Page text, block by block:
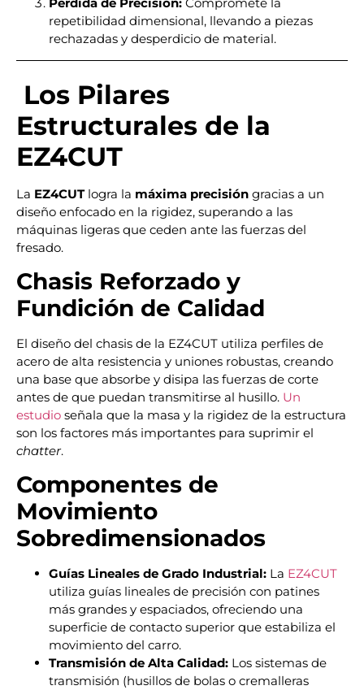
repetibilidad dimensional, llevando a piezas
rechazadas y desperdicio de material.
Los Pilares
Estructurales de la
EZ4CUT
La EZ4CUTlogra la máxima precisión gracias a un
diseño enfocado en la rigidez, superando a las
máquinas ligeras que ceden ante las fuerzas del
fresado.
Chasis Reforzado y
Fundición de Calidad
El diseño del chasis de la EZ4CUT utiliza perfiles de
acero de alta resistencia y uniones robustas, creando
una base que absorbe y disipa las fuerzas de corte
antes de que puedan transmitirse al husillo. Un
estudio señala que la masa y la rigidez de la estructura
son los factores más importantes para suprimir el
chatter.
Componentes de
Movimiento
Sobredimensionados
Guías Lineales de Grado Industrial: La EZ4CUT
utiliza guías lineales de precisión con patines
más grandes y espaciados, ofreciendo una
superficie de contacto superior que estabiliza el
movimiento del carro.
Transmisión de Alta Calidad: Los sistemas de
transmisión (husillos de bolas o cremalleras